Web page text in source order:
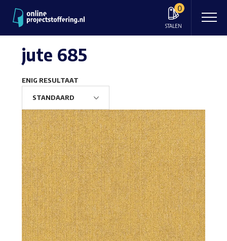
0
STALEN
jute 685
ENIG RESULTAAT